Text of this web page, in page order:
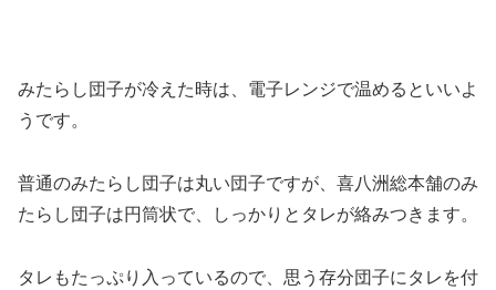
みたらし団子が冷えた時は、電子レンジで温めるといいよ
うです。
普通のみたらし団子は丸い団子ですが、喜八洲総本舗のみ
たらし団子は円筒状で、しっかりとタレが絡みつきます。
タレもたっぷり入っているので、思う存分団子にタレを付